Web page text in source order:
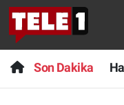
Son Dakika
Anında Manşet
Başka
Son Dakika
Haber
Nöbetçi
Hava Durumu